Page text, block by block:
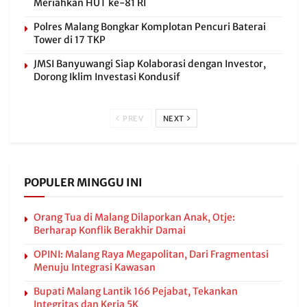
Meriahkan HUT ke-81 RI
Polres Malang Bongkar Komplotan Pencuri Baterai
Tower di 17 TKP
JMSI Banyuwangi Siap Kolaborasi dengan Investor,
Dorong Iklim Investasi Kondusif
PREV NEXT
POPULER MINGGU INI
Orang Tua di Malang Dilaporkan Anak, Otje:
Berharap Konflik Berakhir Damai
OPINI: Malang Raya Megapolitan, Dari Fragmentasi
Menuju Integrasi Kawasan
Bupati Malang Lantik 166 Pejabat, Tekankan
Integritas dan Kerja 5K